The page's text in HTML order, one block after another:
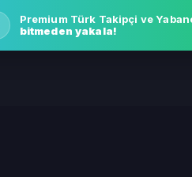
Premium Türk Takipçi ve
bitmeden yakala!